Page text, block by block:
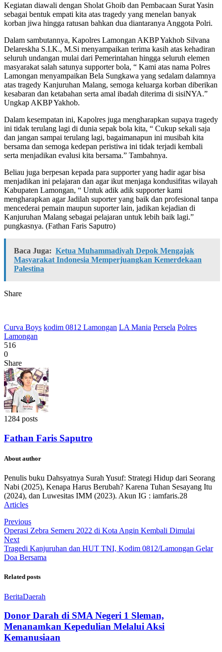
Kegiatan diawali dengan Sholat Ghoib dan Pembacaan Surat Yasin
sebagai bentuk empati kita atas tragedy yang menelan banyak
korban jiwa hingga ratusan bahkan dua diantaranya Anggota Polri.
Dalam sambutannya, Kapolres Lamongan AKBP Yakhob Silvana
Delareskha S.I.K., M.Si menyampaikan terima kasih atas kehadiran
seluruh undangan mulai dari Pemerintahan hingga seluruh elemen
masyarakat salah satunya supporter bola, “ Kami atas nama Polres
Lamongan menyampaikan Bela Sungkawa yang sedalam dalamnya
atas tragedy Kanjuruhan Malang, semoga keluarga korban diberikan
kesabaran dan ketabahan serta amal ibadah diterima di sisiNYA.”
Ungkap AKBP Yakhob.
Dalam kesempatan ini, Kapolres juga mengharapkan supaya tragedy
ini tidak terulang lagi di dunia sepak bola kita, “ Cukup sekali saja
dan jangan sampai terulang lagi, bagaimanapun ini musibah kita
bersama dan semoga kedepan peristiwa ini tidak terjadi kembali
serta menjadikan evalusi kita bersama.” Tambahnya.
Beliau juga berpesan kepada para supporter yang hadir agar bisa
menjadikan ini pelajaran dan agar ikut menjaga kondusifitas wilayah
Kabupaten Lamongan, “ Untuk adik adik supporter kami
mengharapkan agar Jadilah suporter yang baik dan profesional tanpa
mencederai pemain maupun suporter lain, jadikan kejadian di
Kanjuruhan Malang sebagai pelajaran untuk lebih baik lagi.”
pungkasnya. (Fathan Faris Saputro)
Baca Juga: Ketua Muhammadiyah Depok Mengajak
Masyarakat Indonesia Memperjuangkan Kemerdekaan
Palestina
Share
Curva Boys kodim 0812 Lamongan LA Mania Persela Polres
Lamongan
516
0
Share
1284 posts
Fathan Faris Saputro
About author
Penulis buku Dahsyatnya Surah Yusuf: Strategi Hidup dari Seorang
Nabi (2025), Kenapa Harus Berubah? Karena Tuhan Sesayang Itu
(2024), dan Luwesitas IMM (2023). Akun IG : iamfaris.28
Articles
Previous
Operasi Zebra Semeru 2022 di Kota Angin Kembali Dimulai
Next
Tragedi Kanjuruhan dan HUT TNI, Kodim 0812/Lamongan Gelar
Doa Bersama
Related posts
BeritaDaerah
Donor Darah di SMA Negeri 1 Sleman,
Menanamkan Kepedulian Melalui Aksi
Kemanusiaan